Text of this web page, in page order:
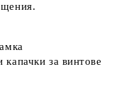
за винтове